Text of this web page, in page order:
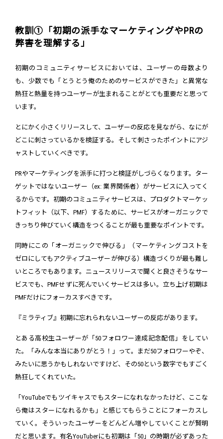
教訓①「初期の派手なマーケティングやPRの
弊害を理解する」
初期のコミュニティサービスにおいては、ユーザーの母数より
も、少数でも「とうとう俺のためのサービスができた」と異常な
熱狂と熱量を持つユーザーが生まれることがとても重要だと思って
います。
とにかく小さくリリースして、ユーザーの反応を見ながら、なにが
どこに刺さっているかを検証する。そして刺さったポイントにアジ
ャストしていくべきです。
PRやマーケティングを派手に打つと検証がしづらくなります。ター
ゲットではないユーザー（ex: 業界関係者）がサービスに入ってく
るからです。初期のコミュニティサービスは、プロダクトマーケッ
トフィット（以下、PMF）するために、サービスがオーガニックで
きっちり伸びていく構造をつくることが最も重要なポイントです。
同時にこの「オーガニックで伸びる」（マーケティングコストを
ゼロにしてもアクティブユーザーが伸びる）構造づくりが最も難し
いところでもあります。ニュースリリースで聞くと良さそうなサー
ビスでも、PMFせずに死んでいくサービスは多い。立ち上げ初期は
PMFだけにフォーカスすべきです。
『ミラティブ』初期に忘れられないユーザーの反応があります。
とある高校生ユーザーが「50フォロワー達成記念配信」をしてい
た。「みんな本当にありがとう！」って。まだ50フォロワーやぞ、
みたいに思うかもしれないですけど、その50という数字でもすごく
熱狂してくれていた。
「YouTubeでもツイキャスでもスターになれなかったけど、ここな
ら俺はスターになれるかも」と感じてもらうことにフォーカスし
ていく。そういったユーザーをどんどん増やしていくことが賢明
だと思います。有名YouTuberにも初期は「50」の時期が必ずあった